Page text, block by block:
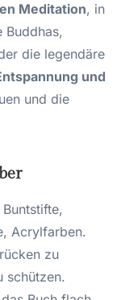
Meditation, in
Buddhas,
die legendäre
und
und die
Acrylfarben.
zu
schützen.